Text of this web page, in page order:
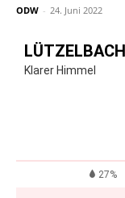
ODW - 24. Juni 2022
LÜTZELBACH
Klarer Himmel
27%